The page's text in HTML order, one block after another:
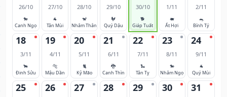
26/10
🐎
Canh Ngọ
27/10
🐐
Tân Mùi
28/10
🐒
Nhâm Thân
29/10
🐓
Quý Dậu
30/10
🐕
Giáp Tuất
1/11
🐖
Ất Hợi
2/11
🐀
Bính Tý
18
3/11
🐂
Đinh Sửu
19
4/11
🐅
Mậu Dần
20
5/11
🐈
Kỷ Mão
21
6/11
🐉
Canh Thìn
22
7/11
🐍
Tân Tỵ
23
8/11
🐎
Nhâm Ngọ
24
9/11
🐐
Quý Mùi
25 26 27 28 29 30 31